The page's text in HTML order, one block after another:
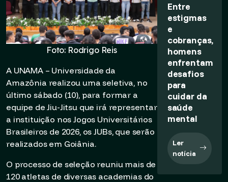
Foto: Rodrigo Reis
A UNAMA – Universidade da
Amazônia realizou uma seletiva, no
último sábado (10), para formar a
equipe de Jiu-Jitsu que irá representar
a instituição nos Jogos Universitários
Brasileiros de 2026, os JUBs, que serão
realizados em Goiânia.
O processo de seleção reuniu mais de
120 atletas de diversas academias do
Entre
estigmas
e
cobranças,
homens
enfrentam
desafios
para
cuidar da
saúde
mental
Ler
notícia